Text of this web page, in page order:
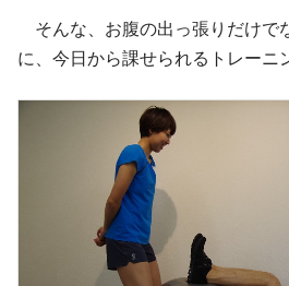
そんな、お腹の出っ張りだけで
に、今日から課せられるトレーニ